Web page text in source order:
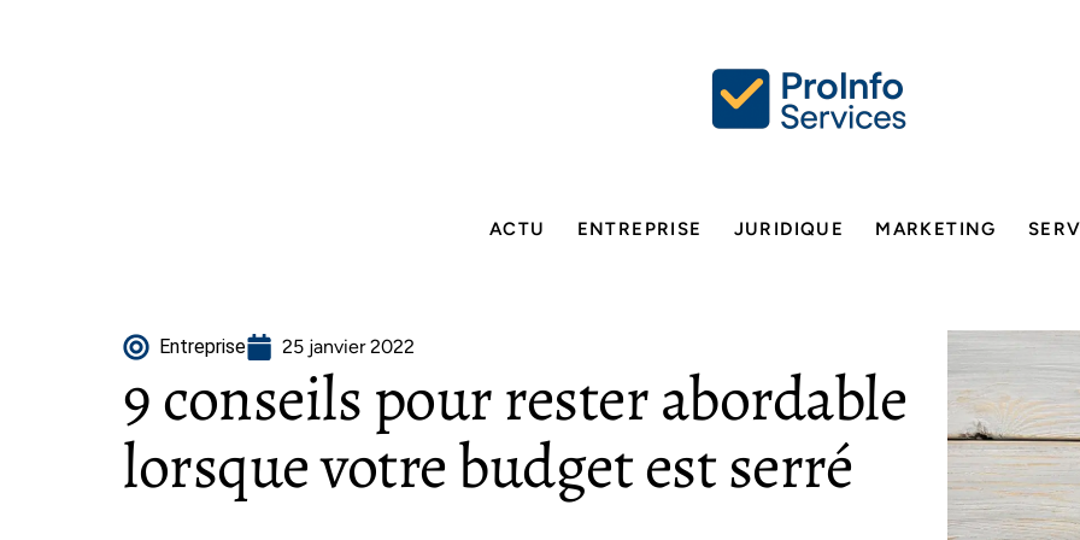
ACTU ENTREPRISE JURIDIQUE MARKETING
Entreprise 25 janvier 2022
9 conseils pour rester abordable
lorsque votre budget est serré